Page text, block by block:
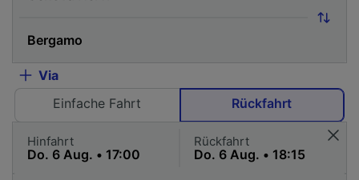
Via
Einfache Fahrt
Rückfahrt
Hinfahrt Rückfahrt